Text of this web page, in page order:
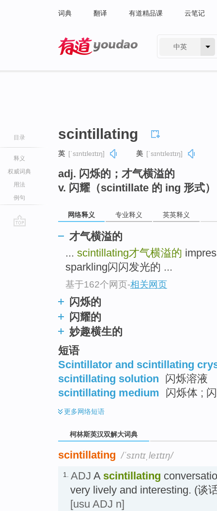
词典 翻译 有道精品课 云笔记
中英
目录
释义
权威词典
用法
例句
scintillating
英 [ˈsɪntɪleɪtɪŋ] 美 [ˈsɪntɪleɪtɪŋ]
adj. 闪烁的；才气横溢的
v. 闪耀（scintillate 的 ing 形式）
网络释义 专业释义 英英释义
才气横溢的
... scintillating才气横溢的
sparkling闪闪发光的 ...
基于162个网页-相关网页
闪烁的
闪耀的
妙趣横生的
短语
Scintillator and scintillating
scintillating solution 闪烁溶液
scintillating medium 闪烁体 ;
更多网络短语
柯林斯英汉双解大词典
scintillating /ˈsɪntɪˌleɪtɪŋ/
1. ADJ A scintillating
very lively and interesting. (谈
[usu ADJ n]